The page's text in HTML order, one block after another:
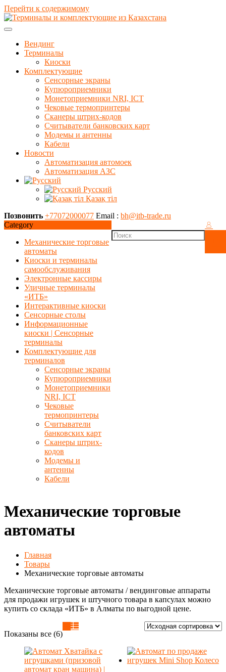
Перейти к содержимому
Вендинг
Терминалы
Киоски
Комплектующие
Сенсорные экраны
Купюроприемники
Монетоприемники NRI, ICT
Чековые термопринтеры
Сканеры штрих-кодов
Считыватели банковских карт
Модемы и антенны
Кабели
Новости
Автоматизация автомоек
Автоматизация АЗС
Русский
Қазақ тіл
Позвонить +77072000077 Email : bh@itb-trade.ru
Category
Механические торговые
автоматы
Киоски и терминалы
самообслуживания
Электронные кассиры
Уличные терминалы
«ИТБ»
Интерактивные киоски
Сенсорные столы
Информационные
киоски | Сенсорные
терминалы
Комплектующие для
терминалов
Сенсорные экраны
Купюроприемники
Монетоприемники
NRI, ICT
Чековые
термопринтеры
Считыватели
банковских карт
Сканеры штрих-
кодов
Модемы и
антенны
Кабели
Механические торговые
автоматы
Главная
Товары
Механические торговые автоматы
Механические торговые автоматы / вендинговые аппараты
для продажи игрушек и штучного товара в капсулах можно
купить со склада «ИТБ» в Алматы по выгодной цене.
Показаны все (6)